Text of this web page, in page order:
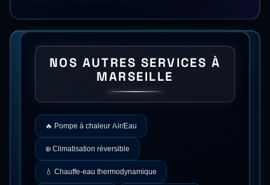
NOS AUTRES SERVICES À
MARSEILLE
🔥 Pompe à chaleur Air/Eau
❄️ Climatisation réversible
💧 Chauffe-eau thermodynamique